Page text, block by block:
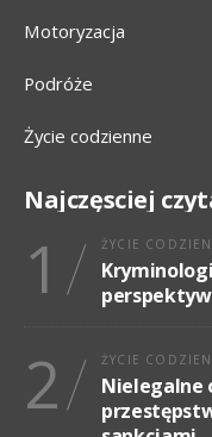
Motoryzacja
Podróże
Życie codzienne
Najczęsciej
1 ŻYCIE
2 ŻYCIE
Nielegalne